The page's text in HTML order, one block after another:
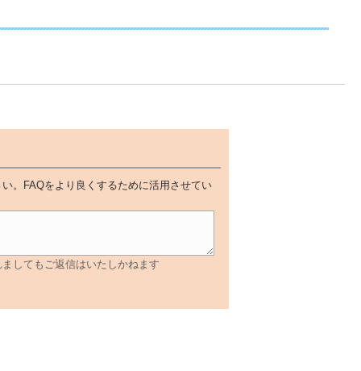
。FAQをより良くするために活用させてい
してもご返信はいたしかねます